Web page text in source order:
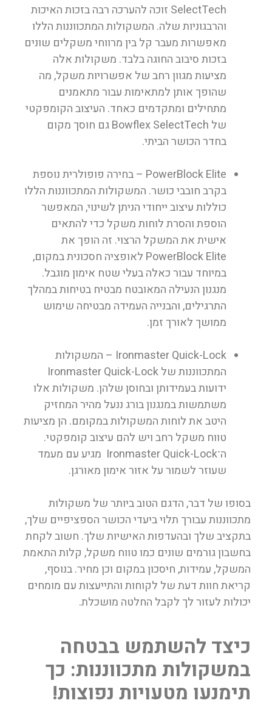
SelectTech זוכה להערכה רבה בזכות האיכות
והרבגוניות שלה. המשקולות המתכווננות הללו
מאפשרות מעבר קל בין מרווחי משקלים שונים
בזכות סיבוב החוגה בלבד. משקולות אלה
מציעות מגוון רחב של אפשרויות משקל, מה
שהופך אותן למתאימות עבור מתאמנים
מתחילים ומתקדמים כאחד. העיצוב הקומפקטי
של Bowflex SelectTech גם חוסך מקום
בחדר הכושר הביתי.
PowerBlock Elite – בחירה פופולרית נוספת
בקרב חובבי כושר. המשקולות המתכווננות הללו
כוללות עיצוב ייחודי הניתן לשינוי, המאפשר
הוספת והסרת לוחות משקל כדי להתאים
אישית את המשקל הרצוי. זה הופך את
PowerBlock Elite לאופציה חסכונית במקום,
במיוחד עבור כאלה בעלי שטח אימון מוגבל.
מנגנון הנעילה המאובטח מבטיח בטיחות במהלך
התרגילים, והבנייה העמידה מבטיחה שימוש
ממושך לאורך זמן.
Ironmaster Quick-Lock – המשקולות
המתכווננות של Ironmaster Quick-Lock
ידועות בעמידותן ובחוסן שלהן. משקולות אלו
משתמשות במנגנון בורג ננעל מהיר המחזיק
היטב את לוחות המשקולות במקומם. הן מציעות
טווח משקל רחב ויש להם עיצוב קומפקטי.
ה־Ironmaster Quick-Lock מגיע עם מעמד
שעוזר לשמור על אזור אימון מאורגן.
בסופו של דבר, הדגם הטוב ביותר של משקולות
מתכווננות עבורך תלוי ביעדי הכושר הספציפיים שלך,
בתקציב שלך ובהעדפות האישיות שלך. חשוב לקחת
בחשבון גורמים שונים כמו טווח משקל, קלות התאמת
המשקל, עמידות, חיסכון במקום וכן מחיר. בנוסף,
קריאת חוות דעת של לקוחות והתייעצות עם מומחים
יכולות לעזור לך לקבל החלטה מושכלת.
כיצד להשתמש בבטחה
במשקולות מתכווננות: כך
תימנעו מטעויות נפוצות!